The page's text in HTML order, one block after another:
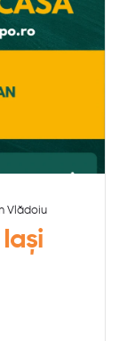
Vlădoiu